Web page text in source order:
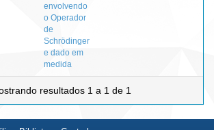
envolvendo
o Operador
de
Schrödinger
e dado em
medida
resultados 1 a 1 de 1